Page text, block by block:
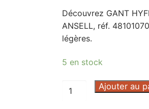
Découvrez GANT
ANSELL, réf.
légères.
5 en stock
quantité
Ajouter au